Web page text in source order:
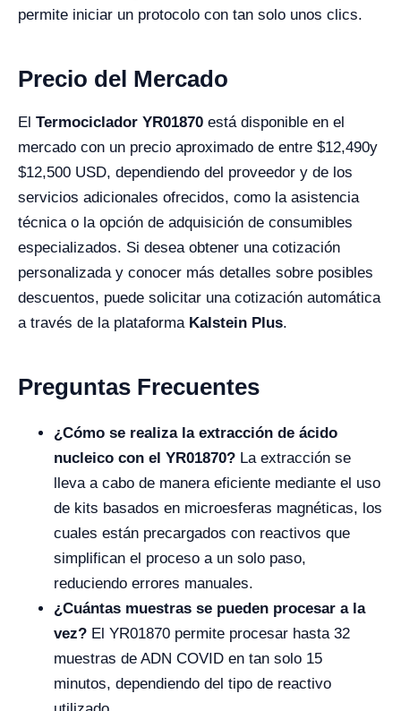
permite iniciar un protocolo con tan solo unos clics.
Precio del Mercado
El Termociclador YR01870 está disponible en el
mercado con un precio aproximado de entre $12,490y
$12,500 USD, dependiendo del proveedor y de los
servicios adicionales ofrecidos, como la asistencia
técnica o la opción de adquisición de consumibles
especializados. Si desea obtener una cotización
personalizada y conocer más detalles sobre posibles
descuentos, puede solicitar una cotización automática
a través de la plataforma Kalstein Plus.
Preguntas Frecuentes
¿Cómo se realiza la extracción de ácido
nucleico con el YR01870? La extracción se
lleva a cabo de manera eficiente mediante el uso
de kits basados en microesferas magnéticas, los
cuales están precargados con reactivos que
simplifican el proceso a un solo paso,
reduciendo errores manuales.
¿Cuántas muestras se pueden procesar a la
vez? El YR01870 permite procesar hasta 32
muestras de ADN COVID en tan solo 15
minutos, dependiendo del tipo de reactivo